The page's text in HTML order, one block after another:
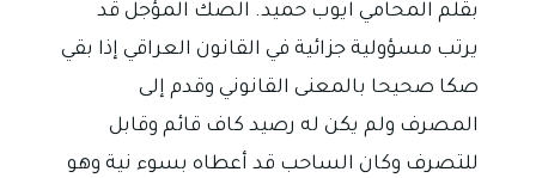
بقلم المحامي ايوب حميد. الصك المؤجل قد
يرتب مسؤولية جزائية في القانون العراقي إذا بقي
صكا صحيحا بالمعنى القانوني وقدم إلى
المصرف ولم يكن له رصيد كاف قائم وقابل
للتصرف وكان الساحب قد أعطاه بسوء نية وهو